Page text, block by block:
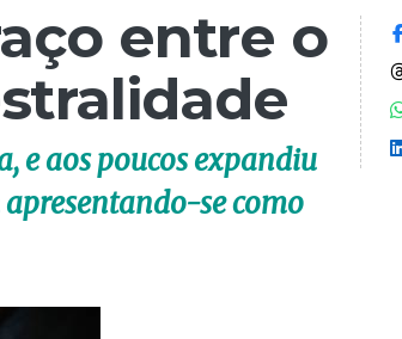
entre o
e aos poucos expandiu
se como